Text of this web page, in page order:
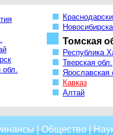
обл.
Томская
Республика
Тверская обл.
Ярославская
Кавказ
Алтай
|Общество|